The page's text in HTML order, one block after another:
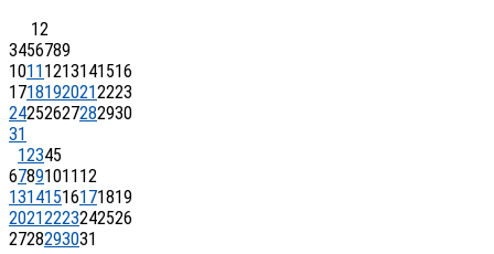
12
3456789
1011 1213141516
17181920212223
24252627282930
31
12345
67891011 12
13141516171819
20212223242526
2728293031